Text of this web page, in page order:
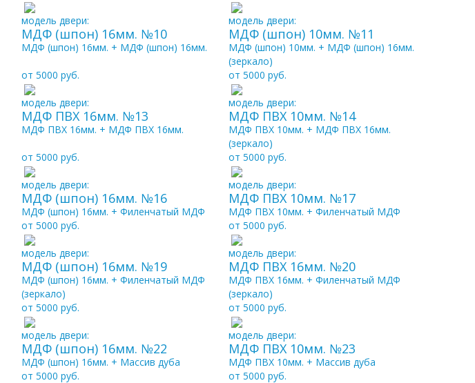
модель двери:
МДФ (шпон) 16мм. №10
МДФ (шпон) 16мм. + МДФ (шпон) 16мм.
модель двери:
МДФ (шпон) 10мм. №11
МДФ (шпон) 10мм. + МДФ (шпон) 16мм.
(зеркало)
от 5000 руб.
модель двери:
МДФ ПВХ 16мм. №13
МДФ ПВХ 16мм. + МДФ ПВХ 16мм.
от 5000 руб.
модель двери:
МДФ ПВХ 10мм. №14
МДФ ПВХ 10мм. + МДФ ПВХ 16мм.
(зеркало)
от 5000 руб.
модель двери:
МДФ (шпон) 16мм. №16
МДФ (шпон) 16мм. + Филенчатый МДФ
от 5000 руб.
модель двери:
МДФ ПВХ 10мм. №17
МДФ ПВХ 10мм. + Филенчатый МДФ
от 5000 руб.
модель двери:
МДФ (шпон) 16мм. №19
МДФ (шпон) 16мм. + Филенчатый МДФ
(зеркало)
от 5000 руб.
модель двери:
МДФ ПВХ 16мм. №20
МДФ ПВХ 16мм. + Филенчатый МДФ
(зеркало)
от 5000 руб.
модель двери:
МДФ (шпон) 16мм. №22
МДФ (шпон) 16мм. + Массив дуба
от 5000 руб.
модель двери:
МДФ ПВХ 10мм. №23
МДФ ПВХ 10мм. + Массив дуба
от 5000 руб. от 5000 руб.